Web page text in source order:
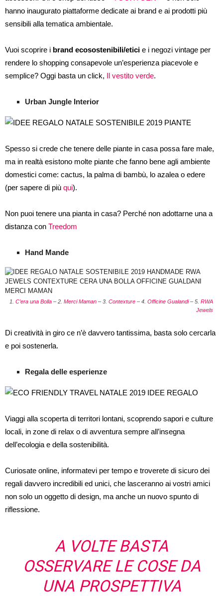
hanno inaugurato piattaforme dedicate ai brand e ai prodotti più
sensibili alla tematica ambientale.
Vuoi scoprire i brand ecosostenibili/etici e i negozi vintage per
rendere lo shopping consapevole un’esperienza piacevole e
semplice? Oggi basta un click, Il vestito verde.
Urban Jungle Interior
Spesso si crede che tenere delle piante in casa possa fare male,
ma in realtà esistono molte piante che fanno bene agli ambiente
domestici come: cactus, la palma di bambù, lo azalea o edere
(per sapere di più qui).
Non puoi tenere una pianta in casa? Perché non adottarne una a
distanza con Treedom
Hand Mande
1. C’era una Bolla – 2. Merci Maman – 3. Contexture – 4. Officine Gualandi– 5. RWA
Jewels
Di creatività in giro ce n’è davvero tantissima, basta solo cercarla
e poi sostenerla.
Regala delle esperienze
Viaggi alla scoperta di territori lontani, scoprendo sapori e culture
locali, in zone di relax o di avventura sempre all’insegna
dell’ecologia e della sostenibilità.
Curiosate online, informatevi per tempo e troverete di sicuro dei
regali davvero incredibili ed unici, che lasceranno ai vostri amici
non solo un oggetto di design, ma anche un nuovo spunto di
riflessione.
A VOLTE BASTA
OSSERVARE LE COSE DA
UNA PROSPETTIVA